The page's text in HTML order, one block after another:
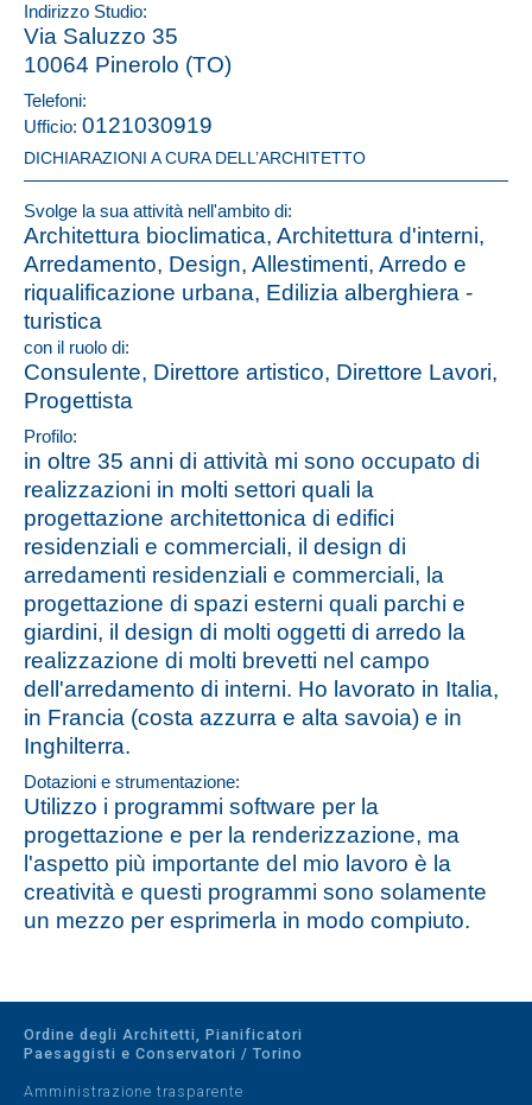
Indirizzo Studio:
Via Saluzzo 35
10064 Pinerolo (TO)
Telefoni:
Ufficio: 0121030919
DICHIARAZIONI A CURA DELL’ARCHITETTO
Svolge la sua attività nell'ambito di:
Architettura bioclimatica, Architettura d'interni,
Arredamento, Design, Allestimenti, Arredo e
riqualificazione urbana, Edilizia alberghiera -
turistica
con il ruolo di:
Consulente, Direttore artistico, Direttore Lavori,
Progettista
Profilo:
in oltre 35 anni di attività mi sono occupato di
realizzazioni in molti settori quali la
progettazione architettonica di edifici
residenziali e commerciali, il design di
arredamenti residenziali e commerciali, la
progettazione di spazi esterni quali parchi e
giardini, il design di molti oggetti di arredo la
realizzazione di molti brevetti nel campo
dell'arredamento di interni. Ho lavorato in Italia,
in Francia (costa azzurra e alta savoia) e in
Inghilterra.
Dotazioni e strumentazione:
Utilizzo i programmi software per la
progettazione e per la renderizzazione, ma
l'aspetto più importante del mio lavoro è la
creatività e questi programmi sono solamente
un mezzo per esprimerla in modo compiuto.
Ordine degli Architetti, Pianificatori
Paesaggisti e Conservatori / Torino
Amministrazione trasparente